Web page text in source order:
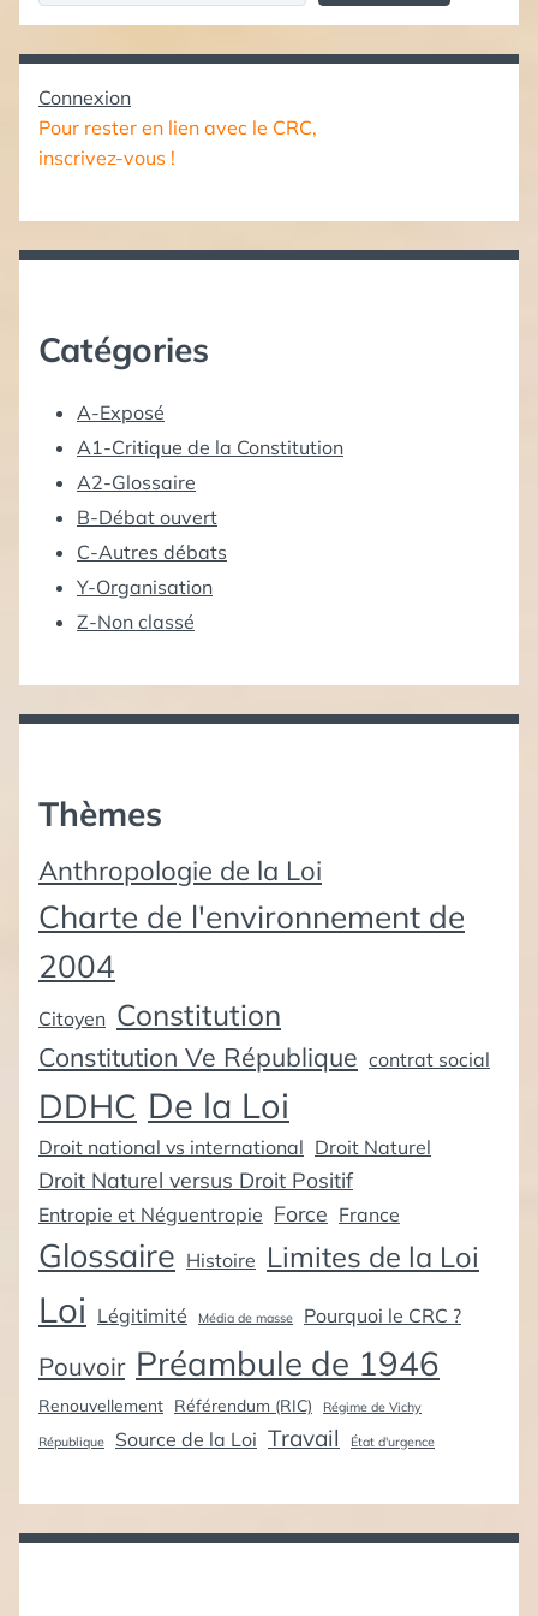
Connexion
Pour rester en lien avec le CRC,
inscrivez-vous !
Catégories
A-Exposé
A1-Critique de la Constitution
A2-Glossaire
B-Débat ouvert
C-Autres débats
Y-Organisation
Z-Non classé
Thèmes
Anthropologie de la Loi
Charte de l'environnement de
2004
Citoyen Constitution
Constitution Ve République contrat social
DDHC De la Loi
Droit national vs international Droit Naturel
Droit Naturel versus Droit Positif
Entropie et Néguentropie Force France
Glossaire Histoire Limites de la Loi
Loi Légitimité Média de masse Pourquoi le CRC ?
Pouvoir Préambule de 1946
Renouvellement Référendum (RIC) Régime de Vichy
République Source de la Loi Travail État d'urgence